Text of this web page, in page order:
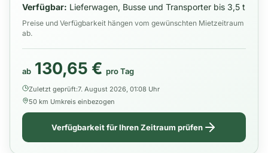
Verfügbar: Lieferwagen, Busse und Transporter bis 3,5 t
Preise und Verfügbarkeit hängen vom gewünschten Mietzeitraum
ab.
ab 130,65 € pro Tag
Zuletzt geprüft:7. August 2026, 01:08 Uhr
50 km Umkreis einbezogen
Verfügbarkeit für Ihren Zeitraum prüfen